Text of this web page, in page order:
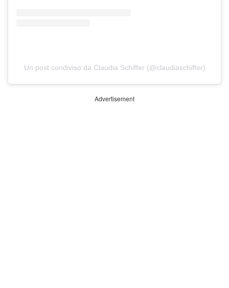
Un post condiviso da Claudia Schiffer (@claudiaschiffer)
Advertisement